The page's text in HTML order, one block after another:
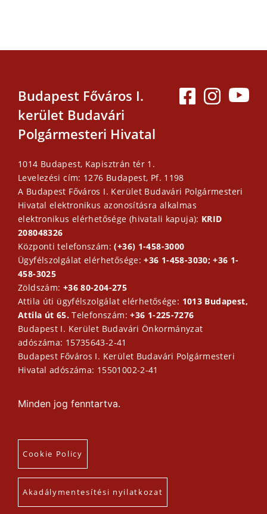
Budapest Főváros I.
kerület Budavári
Polgármesteri Hivatal
1014 Budapest, Kapisztrán tér 1.
Levelezési cím: 1276 Budapest, Pf. 1198
A Budapest Főváros I. Kerület Budavári Polgármesteri
Hivatal elektronikus azonosításra alkalmas
elektronikus elérhetősége (hivatali kapuja): KRID
208048326
Központi telefonszám:(+36) 1-458-3000
Ügyfélszolgálat elérhetősége:+36 1-458-3030; +36 1-
458-3025
Zöldszám: +36 80-204-275
Attila úti ügyfélszolgálat elérhetősége: 1013 Budapest,
Attila út 65.Telefonszám:+36 1-225-7276
Budapest I. Kerület Budavári Önkormányzat
adószáma: 15735643-2-41
Budapest Főváros I. Kerület Budavári Polgármesteri
Hivatal adószáma: 15501002-2-41
Minden jog fenntartva.
Cookie Policy
Akadálymentesítési nyilatkozat